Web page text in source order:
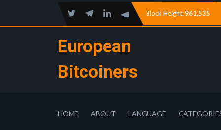
Block Height: 961,535
European
Bitcoiners
HOME ABOUT LANGUAGE